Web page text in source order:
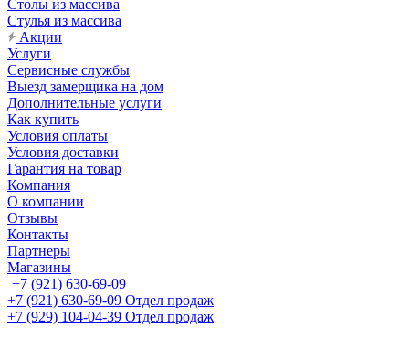
Столы из массива
Стулья из массива
Акции
Услуги
Сервисные службы
Выезд замерщика на дом
Дополнительные услуги
Как купить
Условия оплаты
Условия доставки
Гарантия на товар
Компания
О компании
Отзывы
Контакты
Партнеры
Магазины
+7 (921) 630-69-09
+7 (921) 630-69-09 Отдел продаж
+7 (929) 104-04-39 Отдел продаж